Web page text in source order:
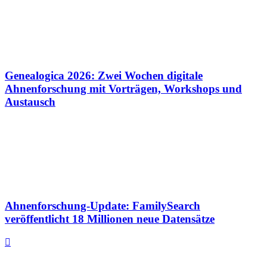
Genealogica 2026: Zwei Wochen digitale
Ahnenforschung mit Vorträgen, Workshops und
Austausch
Ahnenforschung-Update: FamilySearch
veröffentlicht 18 Millionen neue Datensätze